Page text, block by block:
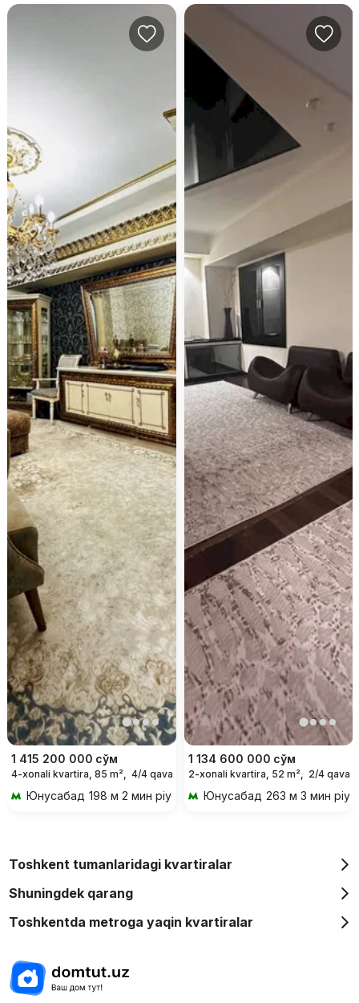
1 415 200 000 сўм
4-xonali kvartira, 85 m², 4/4 qavat
Юнусабад 198 м 2 мин piyoda
1 134 600 000 сўм
2-xonali kvartira, 52 m², 2/4 qavat
Юнусабад 263 м 3 мин
Toshkent tumanlaridagi kvartiralar
Shuningdek qarang
Toshkentda metroga yaqin kvartiralar